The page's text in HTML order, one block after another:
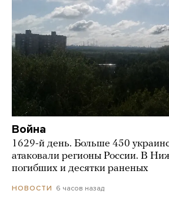
Война
1629-й день. Больше 450
атаковали регионы России. В
погибших и десятки раненых
НОВОСТИ 6 часов назад